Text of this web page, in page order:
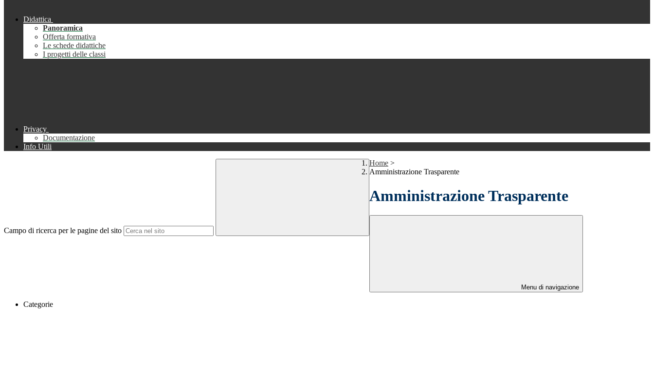
Didattica
Panoramica
Offerta formativa
Le schede didattiche
I progetti delle classi
Privacy
Documentazione
Info Utili
Campo di ricerca per le pagine del sito
Home >
Amministrazione Trasparente
Amministrazione Trasparente
Menu di navigazione
Categorie